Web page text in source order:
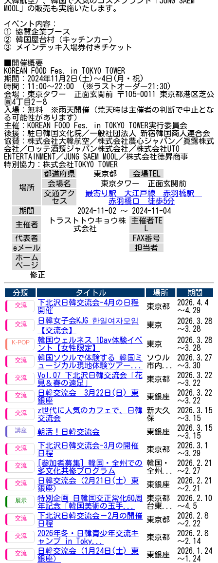
MOOL」の販売も実施いたします。
イベント内容：
① 協賛企業ブース
② 韓国屋台村（キッチンカー）
③ メインデッキ入場券付きチケット
■開催概要
KOREAN FOOD Fes. in TOKYO TOWER
期間：2024年11月2日(土)～4日(月・祝)
時間：11:00～22:00 (※ラストオーダー21:30)
会場：東京タワー 正面玄関前 〒105-0011 東京都港区芝公
園4丁目2－8
入場：無料 ※雨天開催（荒天時は主催者の判断で中止とな
る可能性があります）
主催：KOREAN FOOD Fes. in TOKYO TOWER実行委員会
後援：駐日韓国文化院／一般社団法人 新宿韓国商人連合会
協賛：株式会社大韓航空／株式会社農心ジャパン／眞露株式
会社／ロッテ酒類ジャパン株式会社／株式会社UTO
ENTERTAINMENT／JUNG SAEM MOOL／株式会社徳昇商事
特別協力：株式会社TOKYO TOWER
場所
都道府県 東京都
会場TEL
会場名
東京タワー 正面玄関前
交通アク
セス
最寄り駅 大江戸線 赤羽橋駅
赤羽橋口 徒歩5分
期間
2024-11-02 ～ 2024-11-04
主催者
トラストトウキョウ株
式会社
主催者TE
代表者
FAX番号
eメール
担当者
ホーム
ページ
修正
分類 タイトル 場所
期間
下北沢日韓交流会-4月の日程
開催
東京都
2026.4.4
～4.29
日韓女子会KJG 한일여자모임
【交流会】
東京
2026.3.28
～3.28
韓国ウェルネス 1Day体験イベ
ント【女性限定】
東京
2026.3.28
～3.28
韓国ソウルで体験する 韓国ミ
ュージカル現地体験ツアー...
ソウル
市内...
2026.3.27
～3.30
Vol.07 下北沢日韓交流会「花
見＆春の遠足」
東京都
2026.3.22
～3.22
日韓交流会 3月22日(日) 東
銀座
東銀座
2026.3.22
～3.22
z世代に人気のカフェで、日韓
交流会
新大久
保
2026.3.15
～3.15
朝活！日韓交流会
東銀座
2026.3.15
～3.15
下北沢日韓交流会-3月の開催
日程
東京都
2026.3.1
～3.29
[参加者募集] 韓国・全州での
多文化共修プログラム
韓国・
全州...
2026.2.21
～2.27
日韓交流会（2月21日(土) 東
銀座）
東銀座
2026.2.21
～2.21
特別企画 日韓国交正常化60周
年記念「韓国美術の玉手...
東京都
台東...
2026.2.10
～4.5
下北沢日韓交流会－2月の開催
日程
東京都
2026.2.8
～2.22
2026年冬・日韓青少年交流キ
ャンプ in Toky...
東京都
2026.2.8
～2.14
日韓交流会（1月24日(土) 東
銀座）
東銀座
2026.1.24
～1.24